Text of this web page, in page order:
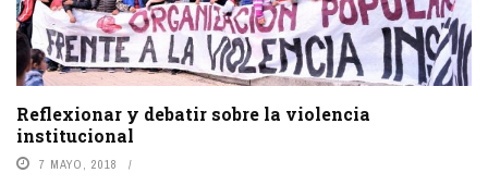
Reflexionar y debatir sobre la violencia
institucional
7 MAYO, 2018